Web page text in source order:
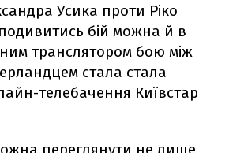
Усика проти Ріко
бій можна й в
транслятором бою між
стала стала
телебачення Київстар
переглянути не лише